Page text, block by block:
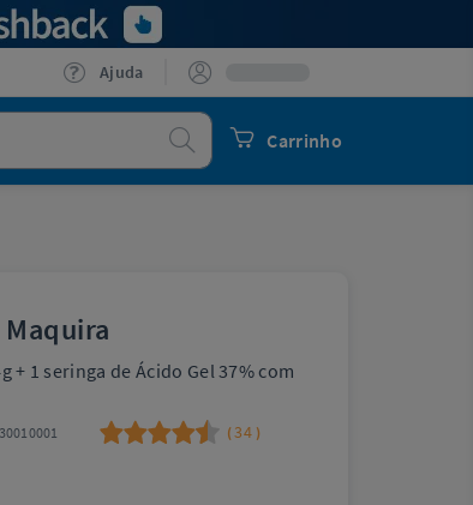
Ajuda
Carrinho
Procurar
+ 1 seringa de Ácido Gel 37% com
(34 )